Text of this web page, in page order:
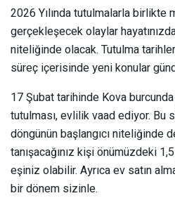
2026 Yılında tutulmalarla birlikte
gerçekleşecek olaylar
niteliğinde olacak. Tutulma
süreç içerisinde yeni konular
17 Şubat tarihinde Kova
tutulması, evlilik vaad ediyor. Bu
döngünün başlangıcı niteliğinde
tanışacağınız kişi önümüzdeki
eşiniz olabilir. Ayrıca ev satın
bir dönem sizinle.